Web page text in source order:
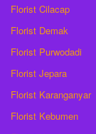
Florist Cilacap
Florist Demak
Florist Purwodadi
Florist Jepara
Florist Karanganyar
Florist Kebumen